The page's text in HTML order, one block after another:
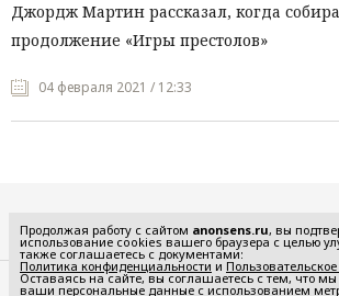
Джордж Мартин рассказал, когда
продолжение «Игры престолов»
04 февраля 2021 / 12:33
Продолжая работу с сайтом anonsens.ru, вы
использование cookies вашего браузера с целью
также соглашаетесь с документами:
Политика конфиденциальности и
Оставаясь на сайте, вы соглашаетесь с тем, что
ваши персональные данные с использованием